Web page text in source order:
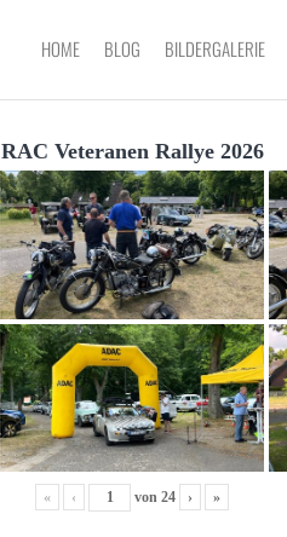
HOME BLOG BILDERGALERIE
RAC Veteranen Rallye 2026
« ‹ von 24 › »